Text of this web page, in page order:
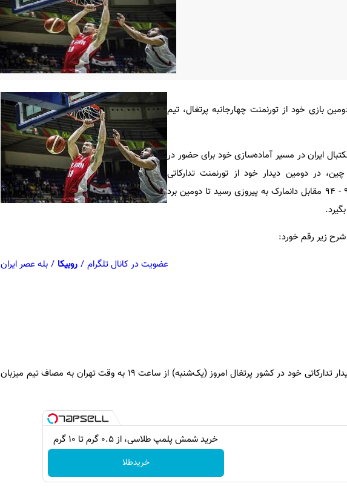
بازی خود از تورنمنت چهارجانبه پرتغال، تیم
ایران در مسیر آماده‌سازی خود برای حضور در
رقابت‌های جام‌جهانی ۲۰۱۹ چین، در دومین دیدار خود از تورنمنت تدارکاتی
چهارجانبه پرتغال با نتیجه ۹۹ - ۹۴ مقابل دانمارک به پیروزی رسید تا دومین برد
شرح زیر رقم خورد:
عضویت در کانال تلگرام / روبیکا / بله عصر ایران
ملی‌پوشان ایران در آخرین دیدار تدارکاتی خود در کشور پرتغال امروز (یک‌شنبه) از ساعت ۱۹ به وقت تهران به مصاف تیم میزبان
خرید شمش پلمپ طلاسی، از ۰.۵ گرم تا ۱۰ گرم
خریدطلا